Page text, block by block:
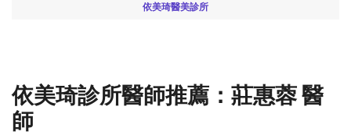
依美琦醫美診所
依美琦診所醫師推薦：莊惠蓉 醫
師